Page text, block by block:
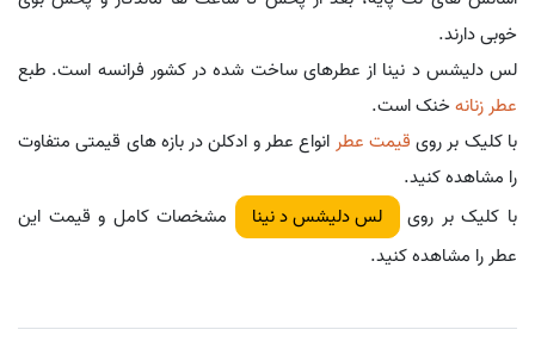
خوبی دارند.
لس دلیشس د نینا از عطرهای ساخت شده در کشور فرانسه است. طبع
عطر زنانهخنک است.
با کلیک بر روی قیمت عطر انواع عطر و ادکلن در بازه های قیمتی متفاوت
را مشاهده کنید.
با کلیک بر روی
لس دلیشس د نینا
مشخصات کامل و قیمت این
عطر را مشاهده کنید.